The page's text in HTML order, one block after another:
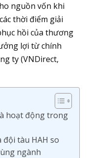
nguồn vốn khi
thời điểm giải
hồi của thương
lợi từ chính
ty (VNDirect,
hoạt động trong
đội tàu HAH so
ngành